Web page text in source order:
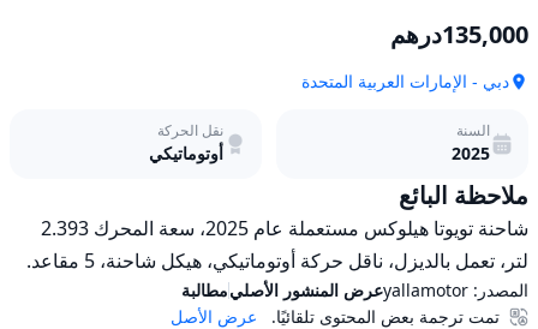
135,000درهم
دبي - الإمارات العربية المتحدة
السنة
2025
نقل الحركة
أوتوماتيكي
ملاحظة البائع
لتر، تعمل بالديزل، ناقل حركة أوتوماتيكي، هيكل شاحنة، 5 مقاعد.
المصدر: yallamotorعرض المنشور الأصليمطالبة
عرض الأصل
تمت ترجمة بعض المحتوى تلقائيًا.